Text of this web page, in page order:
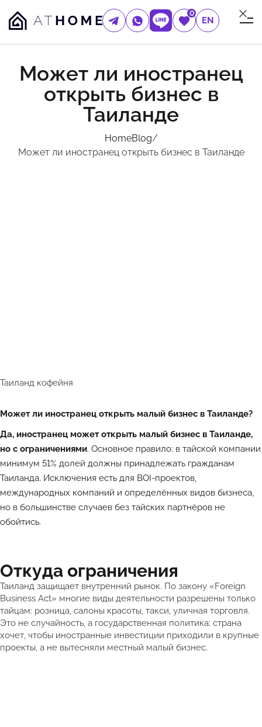
0
EN
Может ли иностранец
открыть бизнес в
Таиланде
HomeBlog/
Может ли иностранец открыть бизнес в Таиланде
Таиланд кофейня
Может ли иностранец открыть малый бизнес в Таиланде?
Да, иностранец может открыть малый бизнес в Таиланде,
но с ограничениями. Основное правило: в тайской компании
минимум 51% долей должны принадлежать гражданам
Таиланда. Исключения есть для BOI-проектов,
международных компаний и определённых видов бизнеса,
но в большинстве случаев без тайских партнёров не
обойтись.
Откуда ограничения
Таиланд защищает внутренний рынок. По закону «Foreign
Business Act» многие виды деятельности разрешены только
тайцам: розница, салоны красоты, такси, уличная торговля.
Это не случайность, а государственная политика: страна
хочет, чтобы иностранные инвестиции приходили в крупные
проекты, а не вытесняли местный малый бизнес.